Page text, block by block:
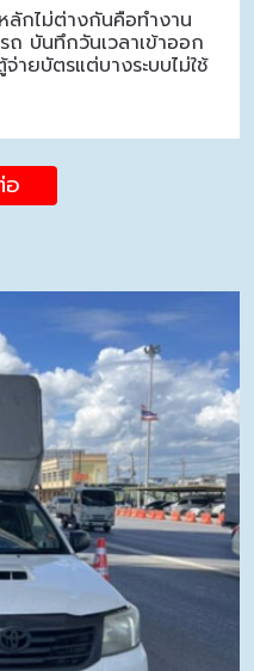
ลักไม่ต่างกันคือทำงาน
บันทึกวันเวลาเข้าออก
ายบัตรแต่บางระบบไม่ใช้
อ